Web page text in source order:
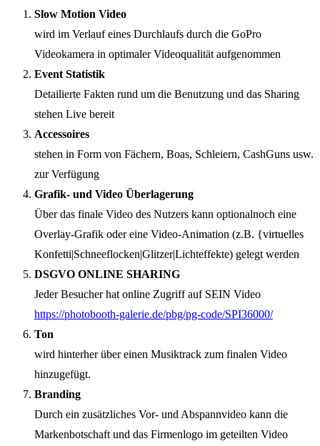
Slow Motion Video
wird im Verlauf eines Durchlaufs durch die GoPro
Videokamera in optimaler Videoqualität aufgenommen
Event Statistik
Detailierte Fakten rund um die Benutzung und das Sharing
stehen Live bereit
Accessoires
stehen in Form von Fächern, Boas, Schleiern, CashGuns usw.
zur Verfügung
Grafik- und Video Überlagerung
Über das finale Video des Nutzers kann optionalnoch eine
Overlay-Grafik oder eine Video-Animation (z.B. {virtuelles
Konfetti|Schneeflocken|Glitzer|Lichteffekte) gelegt werden
DSGVO ONLINE SHARING
Jeder Besucher hat online Zugriff auf SEIN Video
https://photobooth-galerie.de/pbg/pg-code/SPI36000/
Ton
wird hinterher über einen Musiktrack zum finalen Video
hinzugefügt.
Branding
Durch ein zusätzliches Vor- und Abspannvideo kann die
Markenbotschaft und das Firmenlogo im geteilten Video